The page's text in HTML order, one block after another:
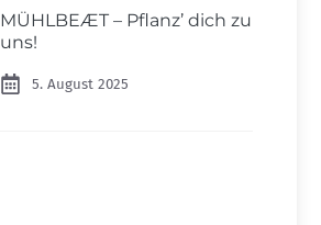
MÜHLBEÆT – Pflanz’ dich zu
uns!
5. August 2025